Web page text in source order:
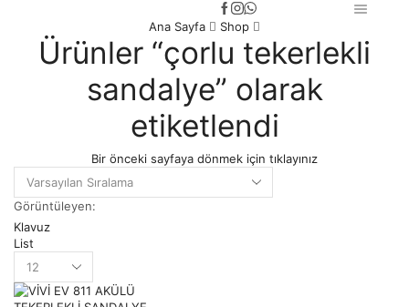
Ana Sayfa Shop
Ürünler “çorlu tekerlekli
sandalye” olarak
etiketlendi
Bir önceki sayfaya dönmek için tıklayınız
Görüntüleyen:
Klavuz
List
per
page